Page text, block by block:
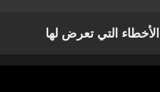
الأخطاء التي تعرض لها